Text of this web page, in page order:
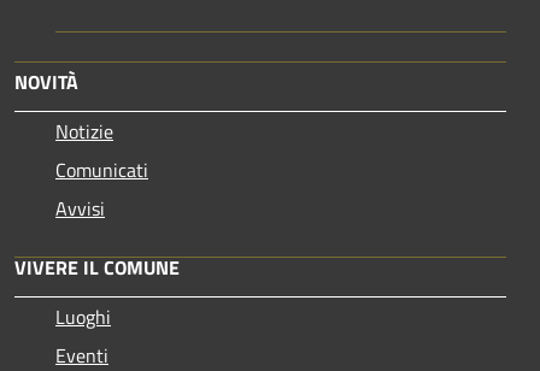
NOVITÀ
Notizie
Comunicati
Avvisi
VIVERE IL COMUNE
Luoghi
Eventi